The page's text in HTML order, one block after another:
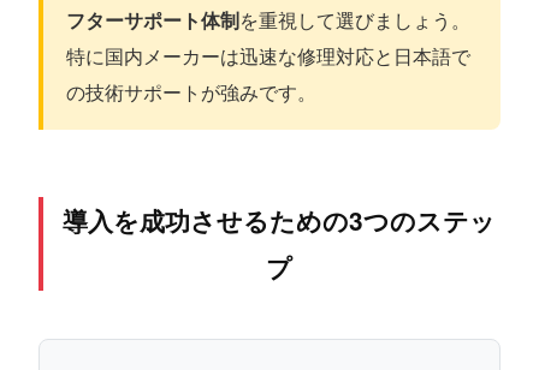
フターサポート体制を重視して選びましょう。
特に国内メーカーは迅速な修理対応と日本語で
の技術サポートが強みです。
導入を成功させるための3つのステッ
プ